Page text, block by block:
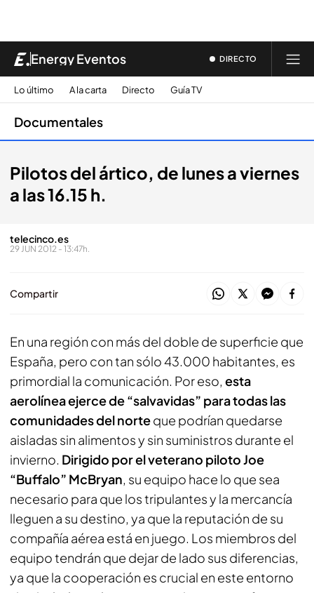
Energy Eventos DIRECTO
Lo último A la carta Directo Guía TV
Documentales
Pilotos del ártico, de lunes a viernes
a las 16.15 h.
telecinco.es
29 JUN 2012 - 13:47h.
Compartir
En una región con más del doble de superficie que
España, pero con tan sólo 43.000 habitantes, es
primordial la comunicación. Por eso, esta
aerolínea ejerce de “salvavidas” para todas las
comunidades del norteque podrían quedarse
aisladas sin alimentos y sin suministros durante el
invierno. Dirigido por el veterano piloto Joe
“Buffalo” McBryan, su equipo hace lo que sea
necesario para que los tripulantes y la mercancía
lleguen a su destino, ya que la reputación de su
compañía aérea está en juego. Los miembros del
equipo tendrán que dejar de lado sus diferencias,
ya que la cooperación es crucial en este entorno